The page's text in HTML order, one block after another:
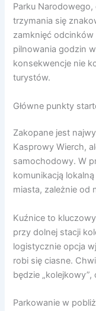
Parku
trzymania się
zamknięć
pilnowania godzin
konsekwencje nie
turystów.
Główne punkty
Zakopane jest
Kasprowy Wierch,
samochodowy. W
komunikacją
miasta, zależnie od
Kuźnice to
przy dolnej stacji
logistycznie opcja
robi się ciasne.
będzie
Parkowanie w